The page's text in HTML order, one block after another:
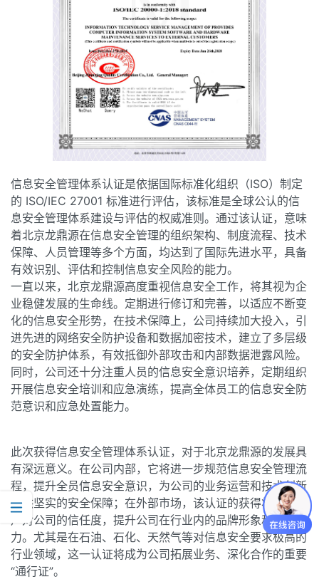
信息安全管理体系认证是依据国际标准化组织（ISO）制定
的 ISO/IEC 27001 标准进行评估，该标准是全球公认的信
息安全管理体系建设与评估的权威准则。通过该认证，意味
着北京龙鼎源在信息安全管理的组织架构、制度流程、技术
保障、人员管理等多个方面，均达到了国际先进水平，具备
有效识别、评估和控制信息安全风险的能力。
一直以来，北京龙鼎源高度重视信息安全工作，将其视为企
业稳健发展的生命线。定期进行修订和完善，以适应不断变
化的信息安全形势，在技术保障上，公司持续加大投入，引
进先进的网络安全防护设备和数据加密技术，建立了多层级
的安全防护体系，有效抵御外部攻击和内部数据泄露风险。
同时，公司还十分注重人员的信息安全意识培养，定期组织
开展信息安全培训和应急演练，提高全体员工的信息安全防
范意识和应急处置能力。
此次获得信息安全管理体系认证，对于北京龙鼎源的发展具
有深远意义。在公司内部，它将进一步规范信息安全管理流
程，提升全员信息安全意识，为公司的业务运营和技术创新
提供坚实的安全保障；在外部市场，该认证的获得将增强客
户对公司的信任度，提升公司在行业内的品牌形象和竞争
力。尤其是在石油、石化、天然气等对信息安全要求极高的
行业领域，这一认证将成为公司拓展业务、深化合作的重要
“通行证”。